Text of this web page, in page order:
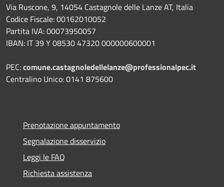
Via Ruscone, 9, 14054 Castagnole delle Lanze AT, Italia
Codice Fiscale: 00162010052
Partita IVA: 00073950057
IBAN: IT 39 Y 08530 47320 000000600001
PEC:comune.castagnoledellelanze@professionalpec.it
Centralino Unico: 0141 875600
Prenotazione appuntamento
Segnalazione disservizio
Leggi le FAQ
Richiesta assistenza